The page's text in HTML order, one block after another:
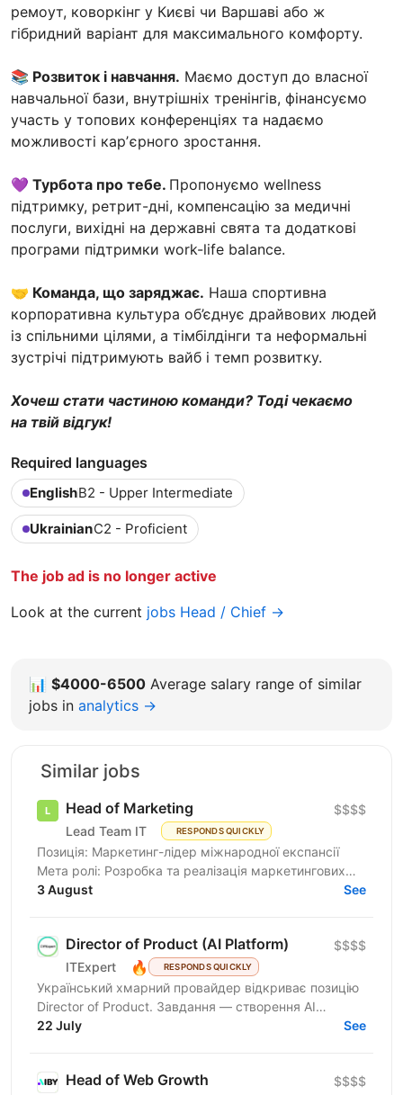
ремоут, коворкінг у Києві чи Варшаві або ж
гібридний варіант для максимального комфорту.
📚 Розвиток і навчання. Маємо доступ до власної
навчальної бази, внутрішніх тренінгів, фінансуємо
участь у топових конференціях та надаємо
можливості карʼєрного зростання.
💜 Турбота про тебе. Пропонуємо wellness
підтримку, ретрит-дні, компенсацію за медичні
послуги, вихідні на державні свята та додаткові
програми підтримки work-life balance.
🤝 Команда, що заряджає. Наша спортивна
корпоративна культура об’єднує драйвових людей
із спільними цілями, а тімбілдінги та неформальні
зустрічі підтримують вайб і темп розвитку.
Хочеш стати частиною команди? Тоді чекаємо
на твій відгук!
Required languages
EnglishB2 - Upper Intermediate
UkrainianC2 - Proficient
The job ad is no longer active
Look at the current jobs Head / Chief →
📊 $4000-6500 Average salary range of similar
jobs in analytics →
Similar jobs
Head of Marketing
Lead Team IT RESPONDS QUICKLY
$$$$
Позиція: Маркетинг-лідер міжнародної експансії
Мета ролі: Розробка та реалізація маркетингових
стратегій для глобального розвитку бренду у
3 August See
Director of Product (AI Platform)
ITExpert 🔥 RESPONDS QUICKLY
$$$$
Український хмарний провайдер відкриває позицію
Director of Product. Завдання — створення AI
Platform. Це комплексна екосистема за моделлю
22 July See
Head of Web Growth $$$$